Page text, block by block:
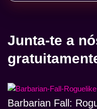
Junta-te a
Barbarian Fall: